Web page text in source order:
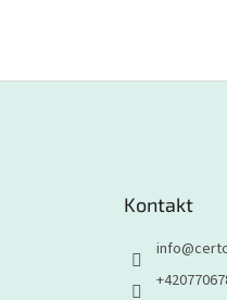
Kontakt
info@